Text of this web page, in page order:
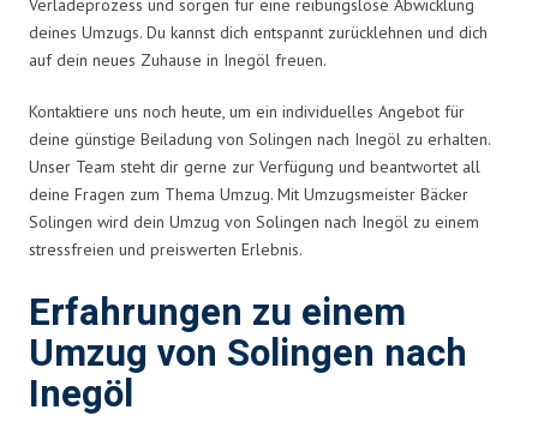
Verladeprozess und sorgen für eine reibungslose Abwicklung
deines Umzugs. Du kannst dich entspannt zurücklehnen und dich
auf dein neues Zuhause in Inegöl freuen.
Kontaktiere uns noch heute, um ein individuelles Angebot für
deine günstige Beiladung von Solingen nach Inegöl zu erhalten.
Unser Team steht dir gerne zur Verfügung und beantwortet all
deine Fragen zum Thema Umzug. Mit Umzugsmeister Bäcker
Solingen wird dein Umzug von Solingen nach Inegöl zu einem
stressfreien und preiswerten Erlebnis.
Erfahrungen zu einem
Umzug von Solingen nach
Inegöl